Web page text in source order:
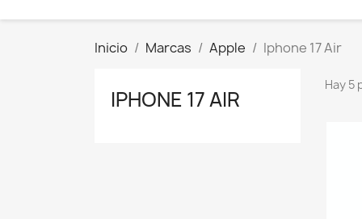
Inicio Marcas Apple Iphone 17 Air
IPHONE 17 AIR
Hay 5